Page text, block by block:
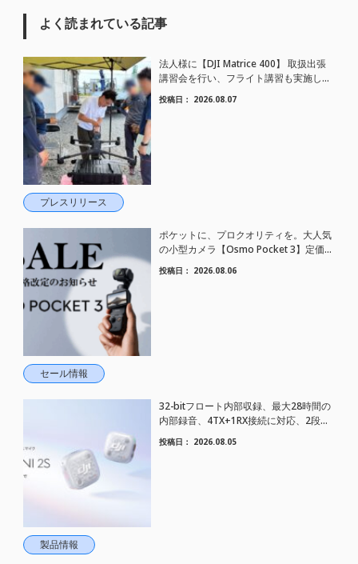
よく読まれている記事
プレスリリース
法人様に【DJI Matrice 400】 取扱出張
講習会を行い、フライト講習も実施しま
した。
投稿日： 2026.08.07
セール情報
ポケットに、プロクオリティを。大人気
の小型カメラ【Osmo Pocket 3】定価が
さらにお値下げされました！
投稿日： 2026.08.06
製品情報
32-bitフロート内部収録、最大28時間の
内部録音、4TX+1RX接続に対応、2段階
AIノイズキャンセリング搭載｜コンパク
トワイヤレスマイク DJI Mic Mini 2S 登場
投稿日： 2026.08.05